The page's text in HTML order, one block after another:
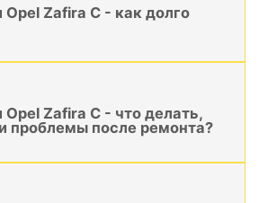
Zafira C - как долго
Zafira C - что делать,
проблемы после ремонта?